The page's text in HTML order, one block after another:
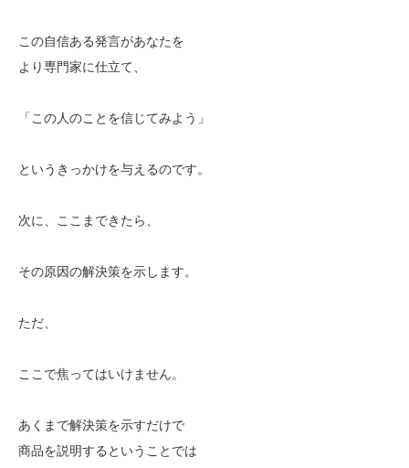
この自信ある発言があなたを
より専門家に仕立て、
「この人のことを信じてみよう」
というきっかけを与えるのです。
次に、ここまできたら、
その原因の解決策を示します。
ただ、
ここで焦ってはいけません。
あくまで解決策を示すだけで
商品を説明するということでは